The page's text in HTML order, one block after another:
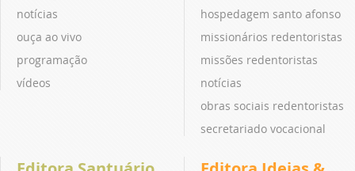
notícias
ouça ao vivo
programação
vídeos
hospedagem santo afonso
missionários redentoristas
missões redentoristas
notícias
obras sociais redentoristas
secretariado vocacional